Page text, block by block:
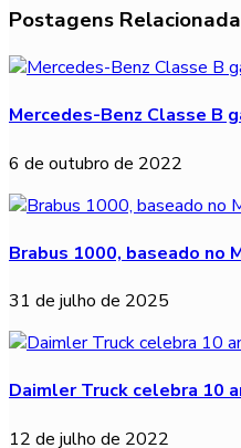
Postagens
Mercedes-Benz Classe B
6 de outubro de 2022
Brabus 1000, baseado no
31 de julho de 2025
Daimler Truck celebra 10
12 de julho de 2022